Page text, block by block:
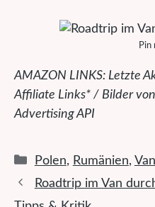
Pin
AMAZON LINKS: Letzte
Affiliate Links* / Bilder
Advertising API
Kategorien
Polen, Rumänien,
Roadtrip im Van